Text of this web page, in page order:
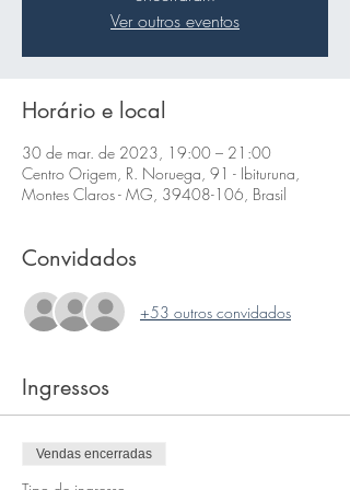
Ver outros eventos
Horário e local
30 de mar. de 2023, 19:00 – 21:00
Centro Origem, R. Noruega, 91 - Ibituruna,
Montes Claros - MG, 39408-106, Brasil
Convidados
+53 outros convidados
Ingressos
Vendas encerradas